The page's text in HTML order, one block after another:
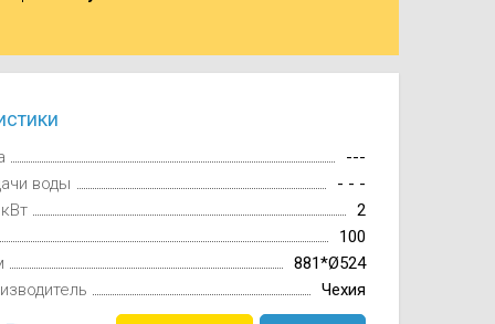
---
воды
- - -
2
100
881*Ø524
Чехия